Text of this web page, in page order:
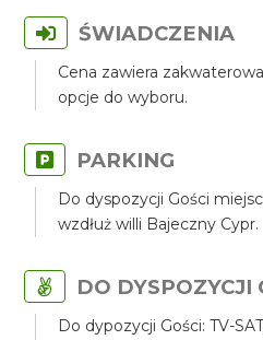
ŚWIADCZENIA
Cena zawiera
opcje do wyboru.
PARKING
Do dyspozycji Gości
wzdłuż willi Bajeczny Cypr.
DO DYSPOZYCJI
Do dypozycji Gości: TV-